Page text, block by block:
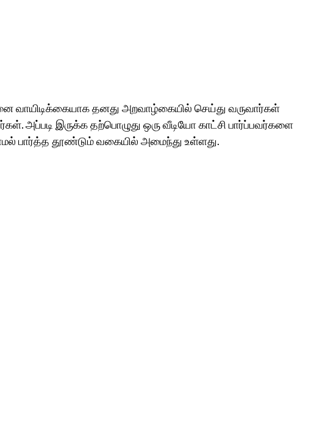
வாயிடிக்கையாக தனது அறவாழ்கையில் செய்து வருவார்கள்
அப்படி இருக்க தற்பொழுது ஒரு வீடியோ காட்சி பார்ப்பவர்களை
பார்த்த தூண்டும் வகையில் அமைந்து உள்ளது.